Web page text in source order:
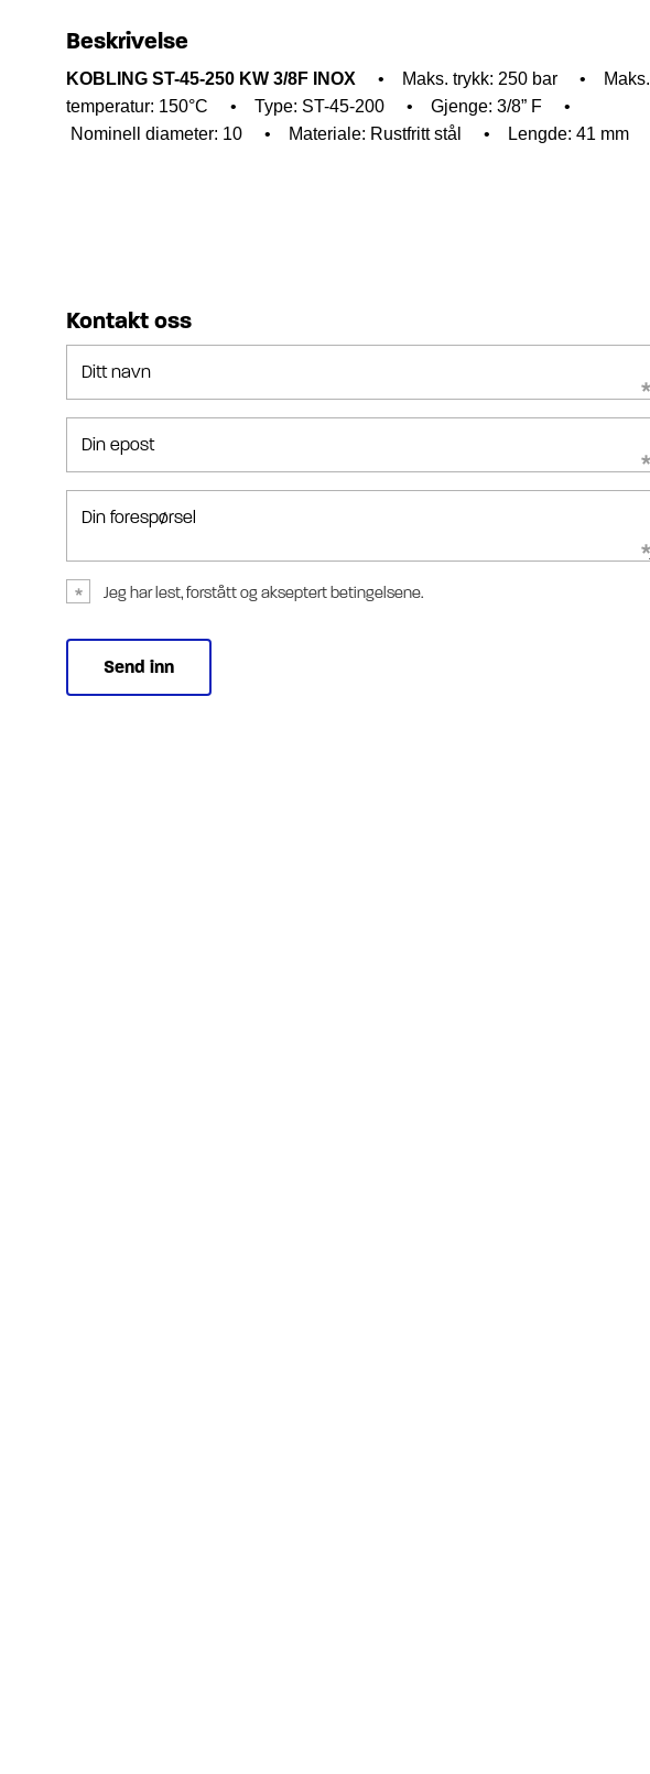
Beskrivelse
KOBLING ST-45-250 KW 3/8F INOX • Maks. trykk: 250 bar
• Maks.
temperatur: 150°C
• Type: ST-45-200 • Gjenge: 3/8” F
•
Nominell diameter: 10
• Materiale: Rustfritt stål • Lengde: 41 mm
Kontakt oss
Ditt navn
Din epost
Din forespørsel
Jeg har lest, forstått og akseptert betingelsene.